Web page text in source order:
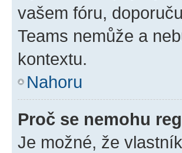
vašem fóru,
Teams nemůže a
kontextu.
Nahoru
Proč se nemohu
Je možné, že